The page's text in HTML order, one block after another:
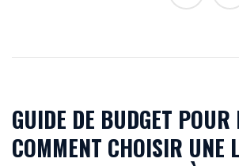
GUIDE DE BUDGET
COMMENT CHOISIR UNE